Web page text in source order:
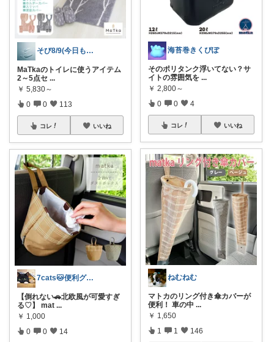
そび8/9(今日も良いことありますように
MaTkaのトイレに使うアイテム
2～5点セ ...
￥ 5,830～
0 0 113
コレ いいね
7cats🐱便利グッズで快適に悩み解決
【倒れない🚗北欧風が可愛すぎ
る♡】 mat ...
￥ 1,000
0 0 14
海苔巻きくぴぽ
そのポリタンク浮いてない？サ
イトの雰囲気を ...
￥ 2,800～
0 0 4
コレ いいね
ねむねむ
マトカのリング付き傘カバーが
便利！ 車の中 ...
￥ 1,650
1 1 146